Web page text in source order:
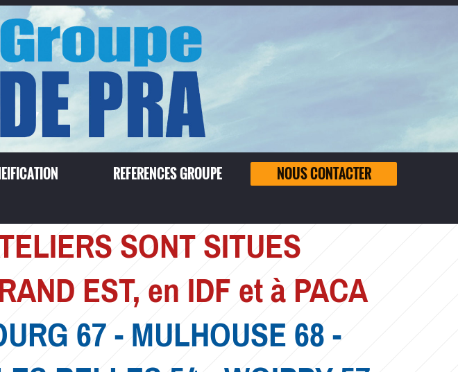
REFERENCES GROUPE
NOUS CONTACTER
SONT SITUES
EST, en IDF et à PACA
67 - MULHOUSE 68 -